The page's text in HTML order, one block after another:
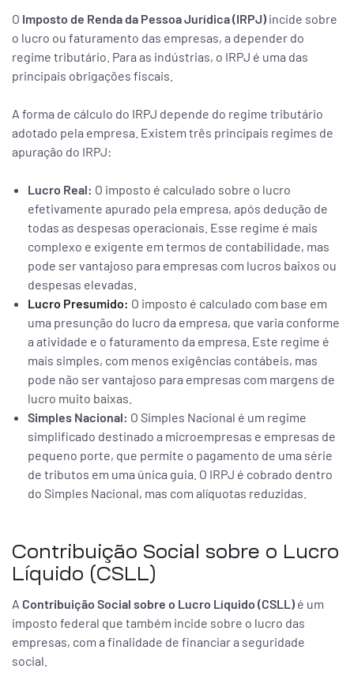
O Imposto de Renda da Pessoa Jurídica (IRPJ) incide sobre
o lucro ou faturamento das empresas, a depender do
regime tributário. Para as indústrias, o IRPJ é uma das
principais obrigações fiscais.
A forma de cálculo do IRPJ depende do regime tributário
adotado pela empresa. Existem três principais regimes de
apuração do IRPJ:
Lucro Real: O imposto é calculado sobre o lucro
efetivamente apurado pela empresa, após dedução de
todas as despesas operacionais. Esse regime é mais
complexo e exigente em termos de contabilidade, mas
pode ser vantajoso para empresas com lucros baixos ou
despesas elevadas.
Lucro Presumido: O imposto é calculado com base em
uma presunção do lucro da empresa, que varia conforme
a atividade e o faturamento da empresa. Este regime é
mais simples, com menos exigências contábeis, mas
pode não ser vantajoso para empresas com margens de
lucro muito baixas.
Simples Nacional: O Simples Nacional é um regime
simplificado destinado a microempresas e empresas de
pequeno porte, que permite o pagamento de uma série
de tributos em uma única guia. O IRPJ é cobrado dentro
do Simples Nacional, mas com alíquotas reduzidas.
Contribuição Social sobre o Lucro
Líquido (CSLL)
A Contribuição Social sobre o Lucro Líquido (CSLL) é um
imposto federal que também incide sobre o lucro das
empresas, com a finalidade de financiar a seguridade
social.